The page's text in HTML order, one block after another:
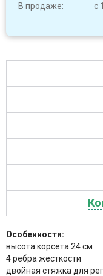
В продаже:
с
Особенности:
высота корсета 24 см
4 ребра жесткости
двойная стяжка для